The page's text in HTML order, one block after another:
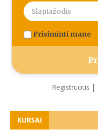
Prisiminti mane
Registruotis |
KURSAI